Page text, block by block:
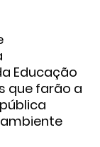
Educação
que farão a